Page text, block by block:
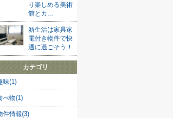
り楽しめる美術
館とカ...
新生活は家具家
電付き物件で快
適に過ごそう！
カテゴリ
味(1)
べ物(1)
件情報(3)